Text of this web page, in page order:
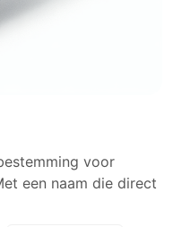
voor
een naam die direct